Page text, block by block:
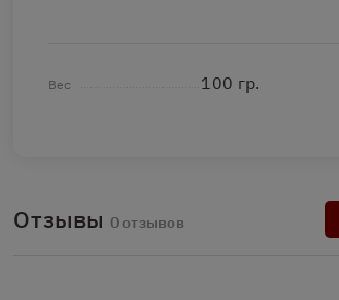
Вес 100 гр.
Отзывы 0 отзывов